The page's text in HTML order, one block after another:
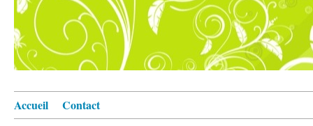
Accueil Contact